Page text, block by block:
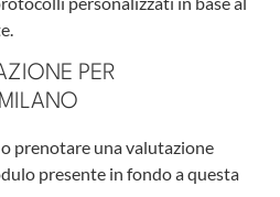
PER
prenotare una valutazione
presente in fondo a questa